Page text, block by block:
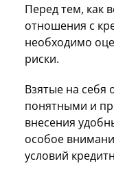
Перед тем, как
отношения с
необходимо
риски.
Взятые на себя
понятными и
внесения
особое
условий